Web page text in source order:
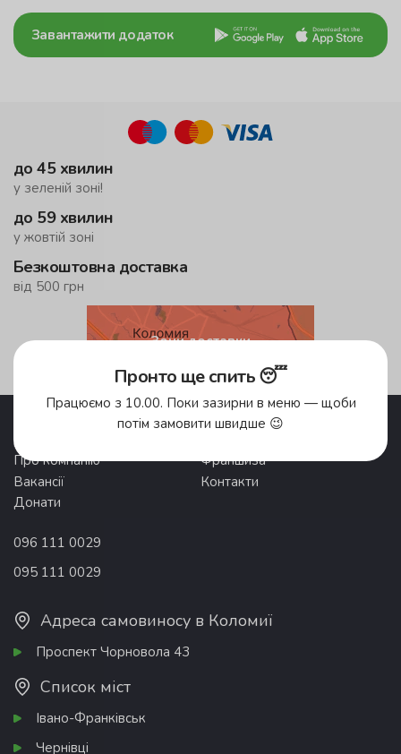
Завантажити додаток
до 45 хвилин
у зеленій зоні!
до 59 хвилин
у жовтій зоні
Безкоштовна доставка
від 500 грн
Зони доставки
Pronto Club
Доставка їжі
Про компанію
Франшиза
Вакансії
Контакти
Донати
096 111 0029
095 111 0029
Адреса самовиносу в Коломиї
Проспект Чорновола 43
Список міст
Івано-Франківськ
Чернівці
Пронто ще спить 😴
Працюємо з 10.00. Поки зазирни в меню — щоби
потім замовити швидше 😉